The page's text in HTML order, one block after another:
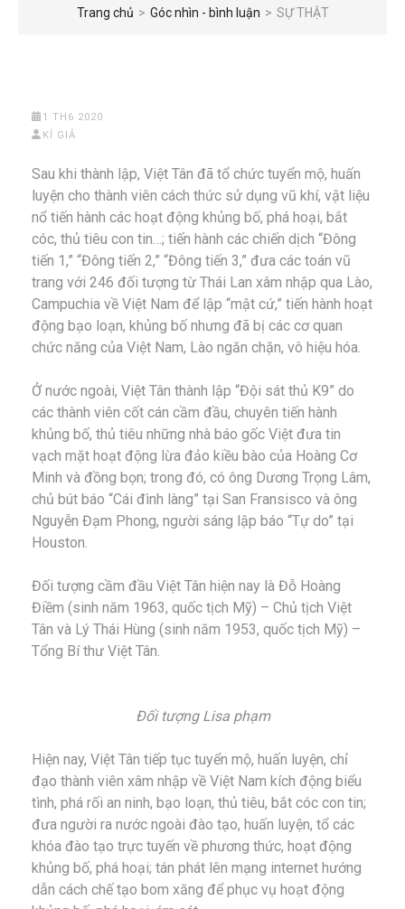
Trang chủ > Góc nhìn - bình luận > SỰ THẬT
1 TH6 2020
KÍ GIẢ
Sau khi thành lập, Việt Tân đã tổ chức tuyển mộ, huấn
luyện cho thành viên cách thức sử dụng vũ khí, vật liệu
nổ tiến hành các hoạt động khủng bố, phá hoại, bắt
cóc, thủ tiêu con tin…; tiến hành các chiến dịch “Đông
tiến 1,” “Đông tiến 2,” “Đông tiến 3,” đưa các toán vũ
trang với 246 đối tượng từ Thái Lan xâm nhập qua Lào,
Campuchia về Việt Nam để lập “mật cứ,” tiến hành hoạt
động bạo loạn, khủng bố nhưng đã bị các cơ quan
chức năng của Việt Nam, Lào ngăn chặn, vô hiệu hóa.
Ở nước ngoài, Việt Tân thành lập “Đội sát thủ K9” do
các thành viên cốt cán cầm đầu, chuyên tiến hành
khủng bố, thủ tiêu những nhà báo gốc Việt đưa tin
vạch mặt hoạt động lừa đảo kiều bào của Hoàng Cơ
Minh và đồng bọn; trong đó, có ông Dương Trọng Lâm,
chủ bút báo “Cái đình làng” tại San Fransisco và ông
Nguyễn Đạm Phong, người sáng lập báo “Tự do” tại
Houston.
Đối tượng cầm đầu Việt Tân hiện nay là Đỗ Hoàng
Điềm (sinh năm 1963, quốc tịch Mỹ) – Chủ tịch Việt
Tân và Lý Thái Hùng (sinh năm 1953, quốc tịch Mỹ) –
Tổng Bí thư Việt Tân.
Đối tượng Lisa phạm
Hiện nay, Việt Tân tiếp tục tuyển mộ, huấn luyện, chỉ
đạo thành viên xâm nhập về Việt Nam kích động biểu
tình, phá rối an ninh, bạo loạn, thủ tiêu, bắt cóc con tin;
đưa người ra nước ngoài đào tạo, huấn luyện, tổ các
khóa đào tạo trực tuyến về phương thức, hoạt động
khủng bố, phá hoại; tán phát lên mạng internet hướng
dẫn cách chế tạo bom xăng để phục vụ hoạt động